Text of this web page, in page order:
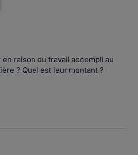
raison du travail accompli au
? Quel est leur montant ?